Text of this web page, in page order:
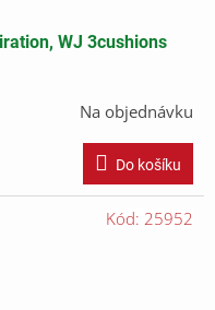
WJ 3cushions
Na objednávku
Do košíku
Kód: 25952